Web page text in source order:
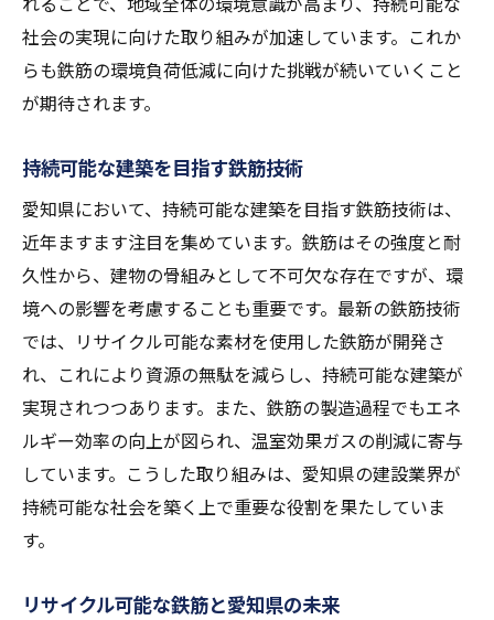
社会の実現に向けた取り組みが加速しています。これか
らも鉄筋の環境負荷低減に向けた挑戦が続いていくこと
が期待されます。
持続可能な建築を目指す鉄筋技術
愛知県において、持続可能な建築を目指す鉄筋技術は、
近年ますます注目を集めています。鉄筋はその強度と耐
久性から、建物の骨組みとして不可欠な存在ですが、環
境への影響を考慮することも重要です。最新の鉄筋技術
では、リサイクル可能な素材を使用した鉄筋が開発さ
れ、これにより資源の無駄を減らし、持続可能な建築が
実現されつつあります。また、鉄筋の製造過程でもエネ
ルギー効率の向上が図られ、温室効果ガスの削減に寄与
しています。こうした取り組みは、愛知県の建設業界が
持続可能な社会を築く上で重要な役割を果たしていま
す。
リサイクル可能な鉄筋と愛知県の未来